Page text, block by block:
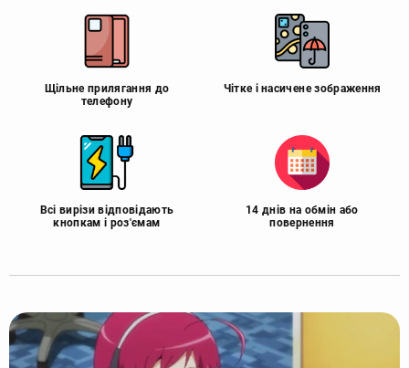
Щільне прилягання до
телефону
Чітке і насичене зображення
Всі вирізи відповідають
кнопкам і роз'ємам
14 днів на обмін або
повернення